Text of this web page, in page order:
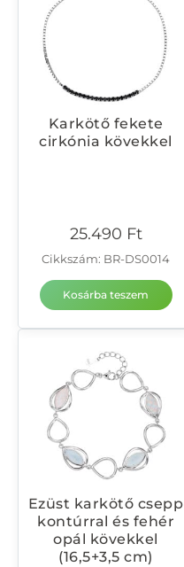
Karkötő fekete
cirkónia kövekkel
25.490 Ft
Cikkszám: BR-DS0014
Kosárba teszem
Ezüst karkötő csepp
kontúrral és fehér
opál kövekkel
(16,5+3,5 cm)